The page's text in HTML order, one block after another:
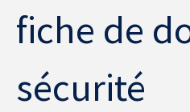
fiche de
sécurité